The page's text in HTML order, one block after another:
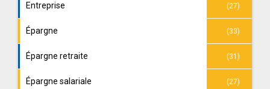
Entreprise (27)
Épargne (33)
Épargne retraite (31)
Épargne salariale (27)